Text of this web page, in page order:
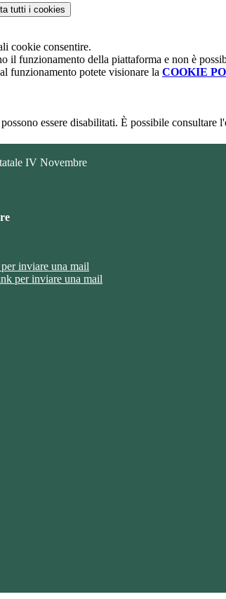
tutti i cookies
cookie consentire.
il funzionamento della piattaforma e non è
funzionamento potete visionare la COOKIE
essere disabilitati. È possibile consultare
IV Novembre
inviare una mail
per inviare una mail